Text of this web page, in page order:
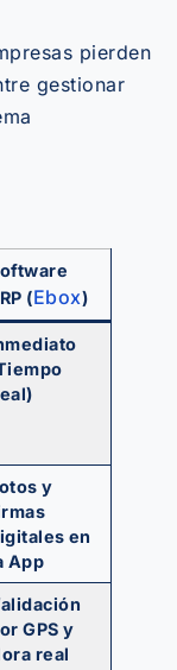
pierden
gestionar
(Ebox)
y
en
App
GPS y
real